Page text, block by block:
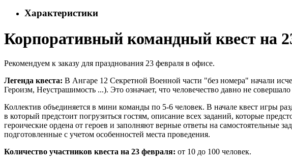
Характеристики
Корпоративный командный квест на
Рекомендуем к заказу для празднования 23 февраля в офисе.
Легенда квеста: В Ангаре 12 Секретной Военной части "без номера" начали
Героизм, Неустрашимость ...). Это означает, что человечество давно не
Коллектив объединяется в мини команды по 5-6 человек. В начале квест игры
в который предстоит погрузиться гостям, описание всех заданий, которые
героические ордена от героев и заполняют верные ответы на самостоятельные
подготовленные с учетом особенностей места проведения.
Количество участников квеста на 23 февраля: от 10 до 100 человек.